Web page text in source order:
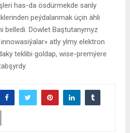
has-da ösdürmekde sanly
peýdalanmak üçin ähli
belledi. Döwlet Baştutanymyz
atly ylmy elektron
teklibi goldap, wise-premýere